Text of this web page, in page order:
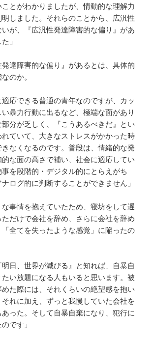
とがわかりましたが、情動的な理解力
しました。それらのことから、広汎性
が、『広汎性発達障害的な偏り』があ
」
達障害的な偏り』があるとは、具体的
のか。
適応できる普通の青年なのですが、カッ
暴力行動に出るなど、極端な面があり
部分が乏しく、『こうあるべきだ』とい
ていて、大きなストレスがかかった時
なくなるのです。普段は、情緒的な発
な面の高さで補い、社会に適応してい
を段階的・デジタル的にとらえがち
ログ的に判断することができません」
事情を抱えていたため、寝坊をして遅
だけで会社を辞め、さらに会社を辞め
全てを失ったような感覚」に陥ったの
明日、世界が滅びる』と知れば、自暴自
い放題になる人もいると思います。被
た際には、それくらいの絶望感を抱い
れに加え、ずっと我慢していた会社を
った。そして自暴自棄になり、犯行に
です」